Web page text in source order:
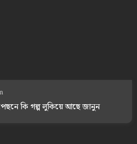
কি গল্প লুকিয়ে আছে জানুন